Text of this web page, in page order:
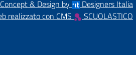
Concept & Design by
Designers Italia
realizzato con CMS
SCUOLASTICO